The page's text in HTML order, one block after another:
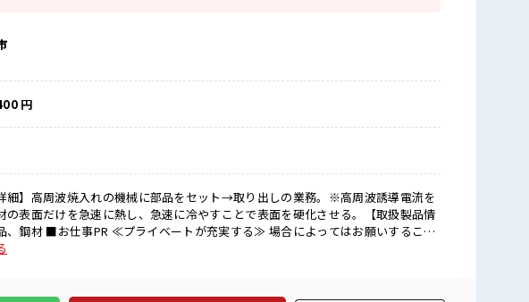
円
細】高周波焼入れの機械に部品をセット→取り出しの業務。※高周波誘導電流を
の表面だけを急速に熱し、急速に冷やすことで表面を硬化させる。【取扱製品情
≫ 場合によってはお願いすること
、 残業はほとんどナシ！ ≪モチベーションもUP≫ 派手過ぎなければ髪型や髪色